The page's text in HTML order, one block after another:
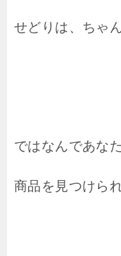
せどりは、ちゃ
ではなんであな
商品を見つけら